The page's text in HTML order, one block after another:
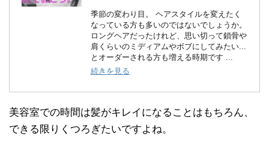
季節の変わり目。 ヘアスタイルを変えたく
なっている方も多いのではないでしょうか。
ロングヘアだったけれど、思い切って鎖骨や
肩くらいのミディアムやボブにしてみたい...
とオーダーされる方も増える時期です ...
続きを見る
美容室での時間は髪がキレイになることはもちろん、
できる限りくつろぎたいですよね。